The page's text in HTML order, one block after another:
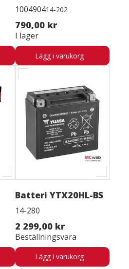
100490414-202
790,00 kr
I lager
Lägg i varukorg
Batteri YTX20HL-BS
14-280
2 299,00 kr
Beställningsvara
Lägg i varukorg